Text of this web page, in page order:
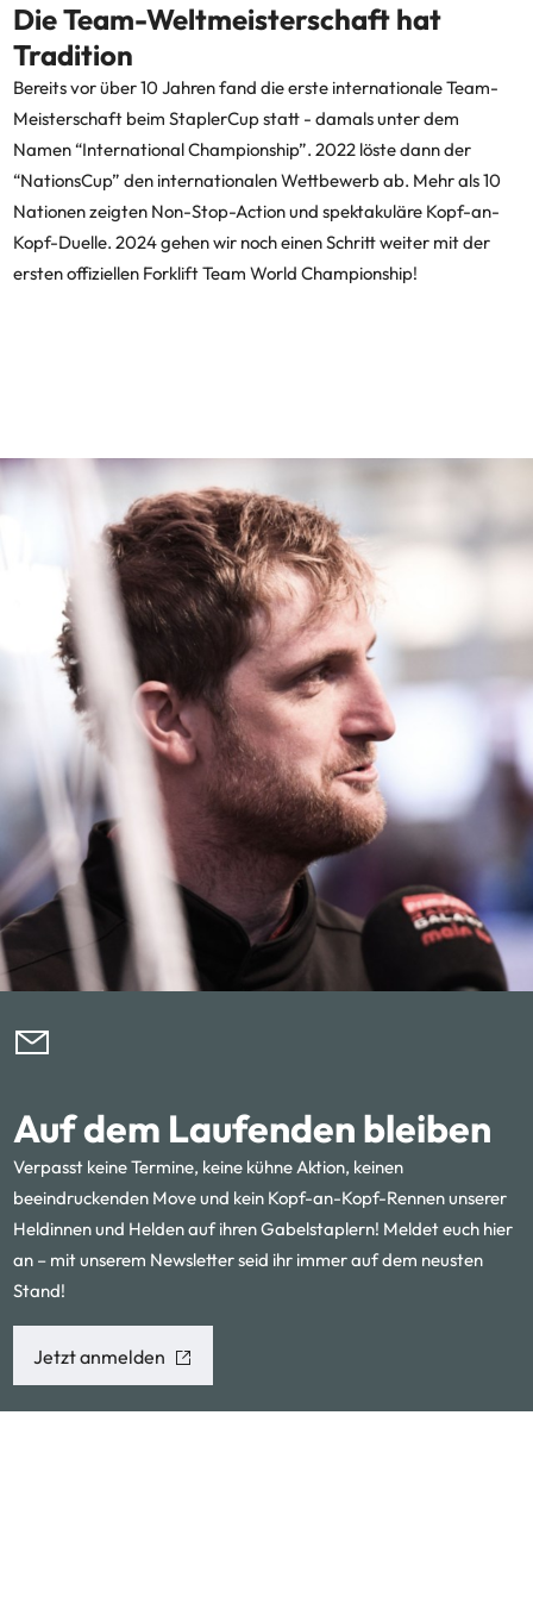
Die Team-Weltmeisterschaft hat
Tradition
Bereits vor über 10 Jahren fand die erste internationale Team-
Meisterschaft beim StaplerCup statt - damals unter dem
Namen “International Championship”. 2022 löste dann der
“NationsCup” den internationalen Wettbewerb ab. Mehr als 10
Nationen zeigten Non-Stop-Action und spektakuläre Kopf-an-
Kopf-Duelle. 2024 gehen wir noch einen Schritt weiter mit der
ersten offiziellen Forklift Team World Championship!
Auf dem Laufenden bleiben
Verpasst keine Termine, keine kühne Aktion, keinen
beeindruckenden Move und kein Kopf-an-Kopf-Rennen unserer
Heldinnen und Helden auf ihren Gabelstaplern! Meldet euch hier
an – mit unserem Newsletter seid ihr immer auf dem neusten
Stand!
Jetzt anmelden